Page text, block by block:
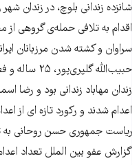
شانزده زندانی بلوچ، در زندان
اقدام به تلافی حمله‌ی گروهی
سراوان و کشته شدن مرزبانان
زندان مهاباد زندانی بود و رضا
اعدام شدند و رکورد تازه ای از
ریاست جمهوری حسن روحانی